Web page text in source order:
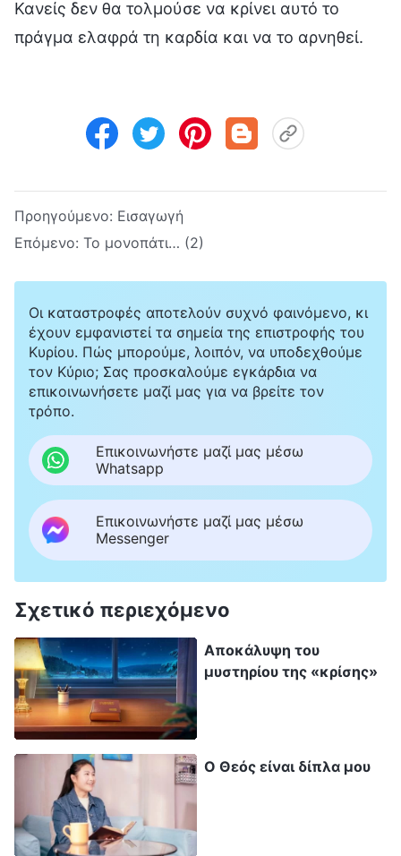
Κανείς δεν θα τολμούσε να κρίνει αυτό το
πράγμα ελαφρά τη καρδία και να το αρνηθεί.
Προηγούμενο: Εισαγωγή
Επόμενο: Το μονοπάτι… (2)
Οι καταστροφές αποτελούν συχνό φαινόμενο, κι
έχουν εμφανιστεί τα σημεία της επιστροφής του
Κυρίου. Πώς μπορούμε, λοιπόν, να υποδεχθούμε
τον Κύριο; Σας προσκαλούμε εγκάρδια να
επικοινωνήσετε μαζί μας για να βρείτε τον
τρόπο.
Επικοινωνήστε μαζί μας μέσω
Whatsapp
Επικοινωνήστε μαζί μας μέσω
Messenger
Σχετικό περιεχόμενο
Αποκάλυψη του
μυστηρίου της «κρίσης»
Ο Θεός είναι δίπλα μου